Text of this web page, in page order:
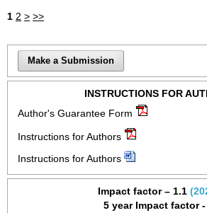
1 2 > >>
Make a Submission
INSTRUCTIONS FOR
Author's Guarantee Form
Instructions for Authors
Instructions for Authors
Impact factor – 1.1
5 year Impact factor -